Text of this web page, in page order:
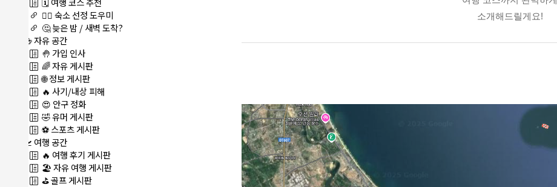
🏊‍♀️ 숙소 선정 도우미
🤔 늦은 밤 / 새벽 도착?
🍻 자유 공간
🤚 가입 인사
🌈 자유 게시판
🌐 정보 게시판
🔥 사기/내상 피해
😍 안구 정화
🤣 유머 게시판
⚽ 스포츠 게시판
🛫 여행 공간
🔥 여행 후기 게시판
🏖️ 자유 여행 게시판
⛳ 골프 게시판
소개해드릴게요!